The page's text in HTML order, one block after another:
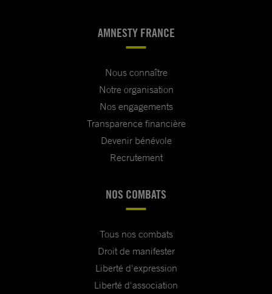
AMNESTY FRANCE
Nous connaître
Notre organisation
Nos engagements
Transparence financière
Devenir bénévole
Recrutement
NOS COMBATS
Tous nos combats
Droit de manifester
Liberté d'expression
Liberté d'association